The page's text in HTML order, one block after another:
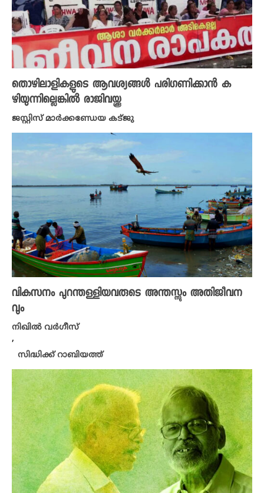
തൊഴിലാളികളുടെ ആവശ്യങ്ങൾ പരി​ഗണിക്കാൻ ക
ഴിയുന്നില്ലെങ്കിൽ രാജിവയ്ക്കൂ
ജസ്റ്റിസ് മാർക്കണ്ഡേയ കട്‍ജു
വികസനം പുറന്തള്ളിയവരുടെ അന്തസ്സും അതിജീവന
വും
നിഖില്‍ വര്‍ഗീസ്‌
,
സിദ്ധിക്ക് റാബിയത്ത്